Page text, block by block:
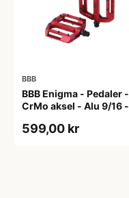
BBB
BBB Enigma - Pedaler -
CrMo aksel - Alu 9/16 -
599,00 kr